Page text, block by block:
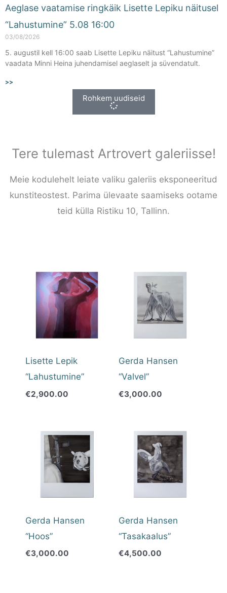
Aeglase vaatamise ringkäik Lisette Lepiku näitusel
“Lahustumine” 5.08 16:00
03/08/2026
5. augustil kell 16:00 saab Lisette Lepiku näitust “Lahustumine”
vaadata Minni Heina juhendamisel aeglaselt ja süvendatult.
>>
Rohkem uudiseid
Tere tulemast Artrovert galeriisse!
Meie kodulehelt leiate valiku galeriis eksponeeritud
kunstiteostest. Parima ülevaate saamiseks ootame
teid külla Ristiku 10, Tallinn.
Lisette Lepik
“Lahustumine”
€2,900.00
Gerda Hansen
“Valvel”
€3,000.00
Gerda Hansen
“Hoos”
€3,000.00
Gerda Hansen
“Tasakaalus”
€4,500.00